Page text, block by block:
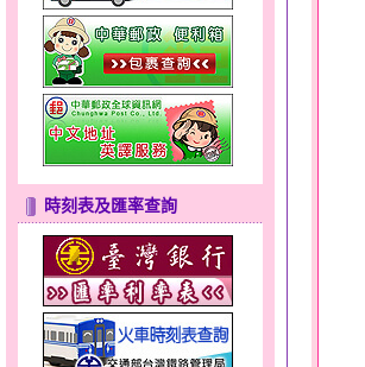
時刻表及匯率查詢